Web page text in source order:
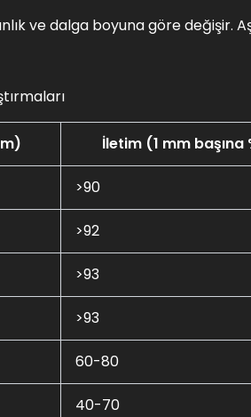
ve dalga boyuna göre değişir.
İletim (1 mm başına
>90
>92
>93
>93
60-80
40-70